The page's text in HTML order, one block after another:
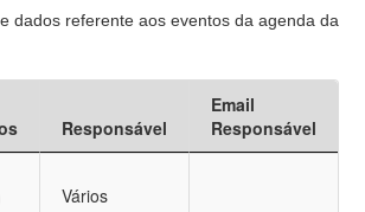
dados referente aos eventos da agenda da
Responsável
Email
Responsável
Vários